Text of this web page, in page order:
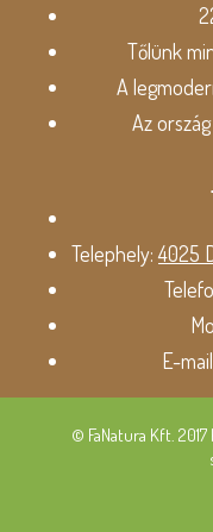
Tőlünk
A
Az
Telephely:4025
E-
© FaNatura Kft.